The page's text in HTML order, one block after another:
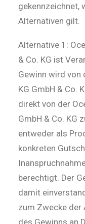
gekennzeichnet,
Alternativen gilt.
Alternative 1:
& Co. KG ist
Gewinn wird von
KG GmbH & Co.
direkt von der
GmbH & Co. KG
entweder als
konkreten
berechtigt. Der
damit
zum Zwecke der
des Gewinns an